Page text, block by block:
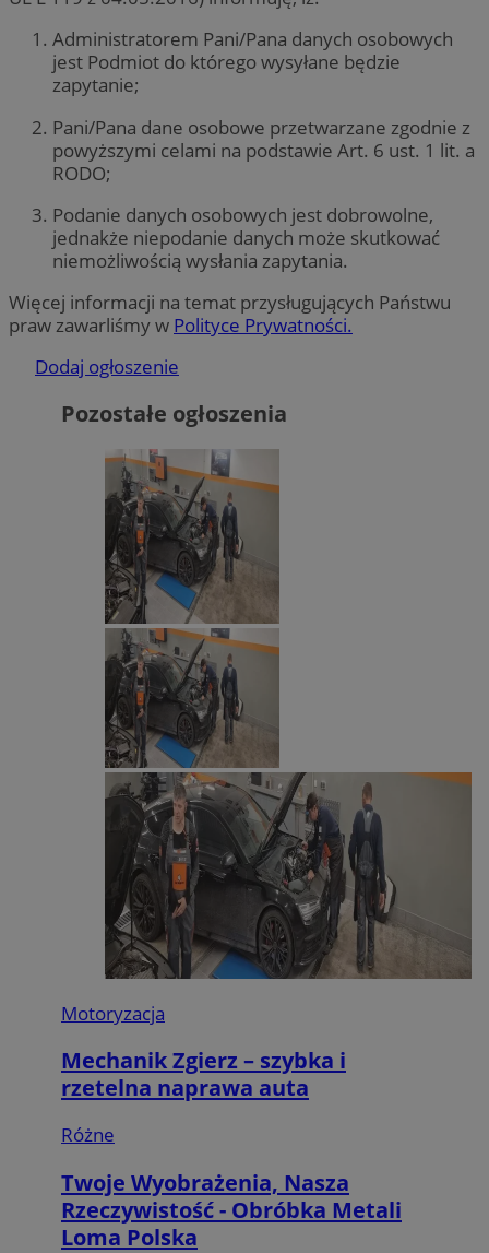
Administratorem Pani/Pana danych osobowych
jest Podmiot do którego wysyłane będzie
zapytanie;
Pani/Pana dane osobowe przetwarzane zgodnie z
powyższymi celami na podstawie Art. 6 ust. 1 lit. a
RODO;
Podanie danych osobowych jest dobrowolne,
jednakże niepodanie danych może skutkować
niemożliwością wysłania zapytania.
Więcej informacji na temat przysługujących Państwu
praw zawarliśmy w Polityce Prywatności.
Dodaj ogłoszenie
Pozostałe ogłoszenia
Motoryzacja
Mechanik Zgierz – szybka i
rzetelna naprawa auta
Różne
Twoje Wyobrażenia, Nasza
Rzeczywistość - Obróbka Metali
Loma Polska